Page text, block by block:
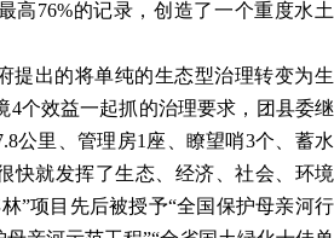
高76%的记录，创造了一个重度水土
提出的将单纯的生态型治理转变为生
4个效益一起抓的治理要求，团县委继
公里、管理房1座、瞭望哨3个、蓄水
快就发挥了生态、经济、社会、环境
”项目先后被授予“全国保护母亲河行